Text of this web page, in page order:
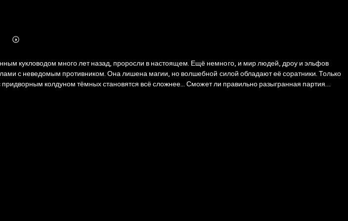
Mehr
кукловодом много лет назад, проросли в настоящем. Ещё немного, и мир людей, дроу и эльфов
становятся всё сложнее... Сможет ли правильно разыгранная партия